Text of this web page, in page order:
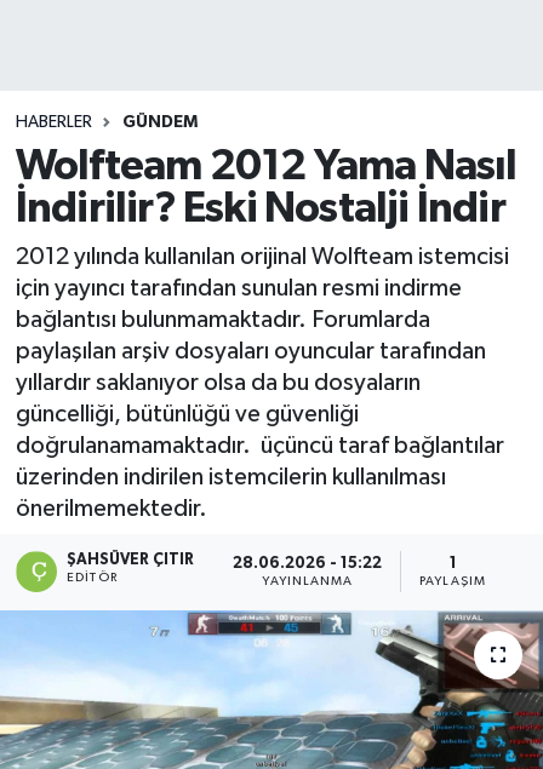
HABERLER GÜNDEM
Wolfteam 2012 Yama Nasıl
İndirilir? Eski Nostalji İndir
2012 yılında kullanılan orijinal Wolfteam istemcisi
için yayıncı tarafından sunulan resmi indirme
bağlantısı bulunmamaktadır. Forumlarda
paylaşılan arşiv dosyaları oyuncular tarafından
yıllardır saklanıyor olsa da bu dosyaların
güncelliği, bütünlüğü ve güvenliği
doğrulanamamaktadır. üçüncü taraf bağlantılar
üzerinden indirilen istemcilerin kullanılması
önerilmemektedir.
ŞAHSÜVER ÇITIR
EDITÖR
28.06.2026 - 15:22
YAYINLANMA
1
PAYLAŞIM
EREĞLİ
GÖKÇEBEY
KARABÜK
KASTAMONU